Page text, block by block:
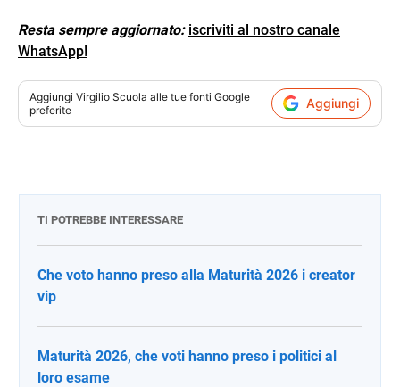
Resta sempre aggiornato: iscriviti al nostro canale
WhatsApp!
Aggiungi Virgilio Scuola alle tue fonti Google
preferite
Aggiungi
TI POTREBBE INTERESSARE
Che voto hanno preso alla Maturità 2026 i creator
vip
Maturità 2026, che voti hanno preso i politici al
loro esame